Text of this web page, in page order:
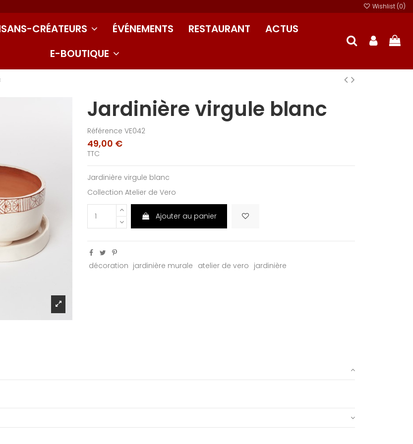
Wishlist (0)
CRÉATEURS ÉVÉNEMENTS RESTAURANT
ACTUS
E-BOUTIQUE
Jardinière virgule blanc
Référence VE042
49,00 €
TTC
Jardinière virgule blanc
Collection Atelier de Vero
Ajouter au panier
décoration jardinière murale atelier de vero jardinière